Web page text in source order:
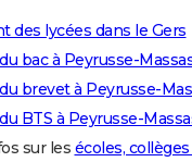
des lycées dans le Gers
bac à Peyrusse-
brevet à Peyrusse-
BTS à Peyrusse-
sur les écoles,